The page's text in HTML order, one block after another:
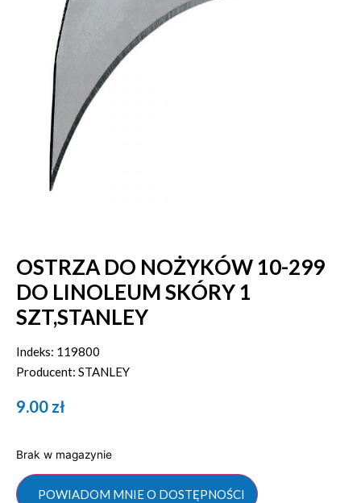
OSTRZA DO NOŻYKÓW 10-299
DO LINOLEUM SKÓRY 1
SZT,STANLEY
Indeks: 119800
Producent: STANLEY
9.00 zł
Brak w magazynie
POWIADOM MNIE O DOSTĘPNOŚCI